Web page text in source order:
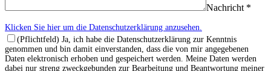
Nachricht *
Klicken Sie hier um die Datenschutzerklärung anzusehen.
(Pflichtfeld) Ja, ich habe die Datenschutzerklärung zur Kenntnis
genommen und bin damit einverstanden, dass die von mir angegebenen
Daten elektronisch erhoben und gespeichert werden. Meine Daten werden
dabei nur streng zweckgebunden zur Bearbeitung und Beantwortung meiner